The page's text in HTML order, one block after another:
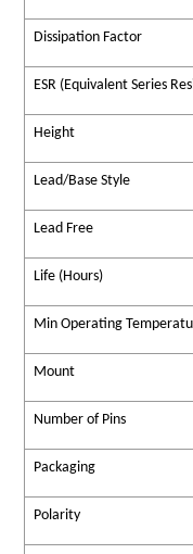
Dissipation Factor
ESR (Equivalent Series
Height
Lead/Base Style
Lead Free
Life (Hours)
Min Operating
Mount
Number of Pins
Packaging
Polarity